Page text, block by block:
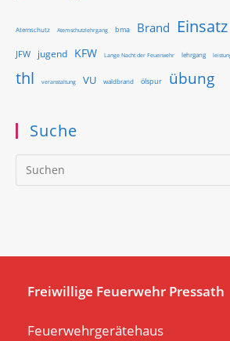
Atemschutz Atemschutzlehrgang bma Brand Einsatz
JFW jugend KFW Lange Nacht der Feuerwehr lehrgang
thl veranstaltung VU waldbrand ölspur übung
Suche
Freiwillige Feuerwehr Pressath
Feuerwehrgerätehaus